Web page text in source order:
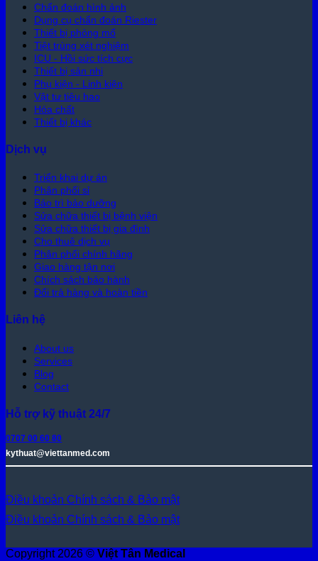
Chẩn đoán hình ảnh
Dụng cụ chẩn đoán Riester
Thiết bị phòng mổ
Tiệt trùng xét nghiệm
ICU - Hồi sức tích cực
Thiết bị sản nhi
Phụ kiện - Linh kiện
Vật tư tiêu hao
Hóa chất
Thiết bị khác
Dịch vụ
Triển khai dự án
Phân phối sỉ
Bảo trì bảo dưỡng
Sửa chữa thiết bị bệnh viện
Sửa chữa thiết bị gia đình
Cho thuê dịch vụ
Phân phối chính hãng
Giao hàng tận nơi
Chích sách bảo hành
Đổi trả hàng và hoàn tiền
Liên hệ
About us
Services
Blog
Contact
Hỗ trợ kỹ thuật 24/7
0707 00 60 80
kythuat@viettanmed.com
Điều khoản Chính sách & Bảo mật
Điều khoản Chính sách & Bảo mật
Copyright 2026 © Việt Tân Medical